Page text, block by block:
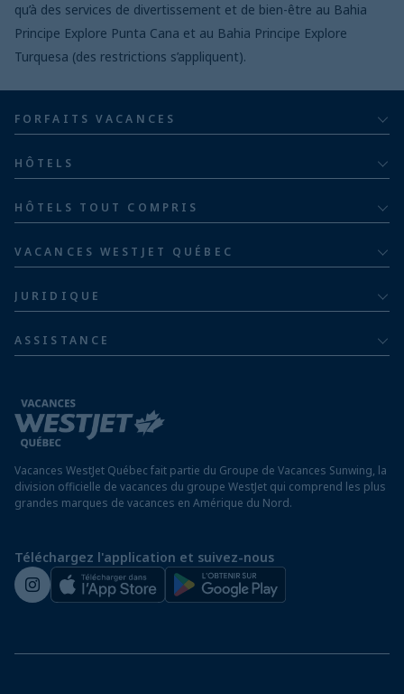
qu’à des services de divertissement et de bien-être au Bahia
Principe Explore Punta Cana et au Bahia Principe Explore
Turquesa (des restrictions s’appliquent).
FORFAITS VACANCES
Pour adultes
Pour les familles
Familles de cinq ou plus
HÔTELS
Groupe hôtelier Barceló
HÔTELS TOUT COMPRIS
Hôtels en République dominicaine
Hôtels en Jamaïque
Hôtels au Mexique
Hôtels au Panama
Hôtels à Saint-Martin
VACANCES WESTJET QUÉBEC
Communiquer avec nous
Informations sur la compagnie aérienne
JURIDIQUE
Modalités et conditions
Rapport sur l’esclavage moderne
ASSISTANCE
Avis aux voyageurs
Exigences d’entrée à destination
Assurez vos vacances
Voyager depuis un aéroport hors Québec
Salle de presse de WestJet
Vacances WestJet Québec fait partie du Groupe de Vacances Sunwing, la
division officielle de vacances du groupe WestJet qui comprend les plus
grandes marques de vacances en Amérique du Nord.
Téléchargez l'application et suivez-nous